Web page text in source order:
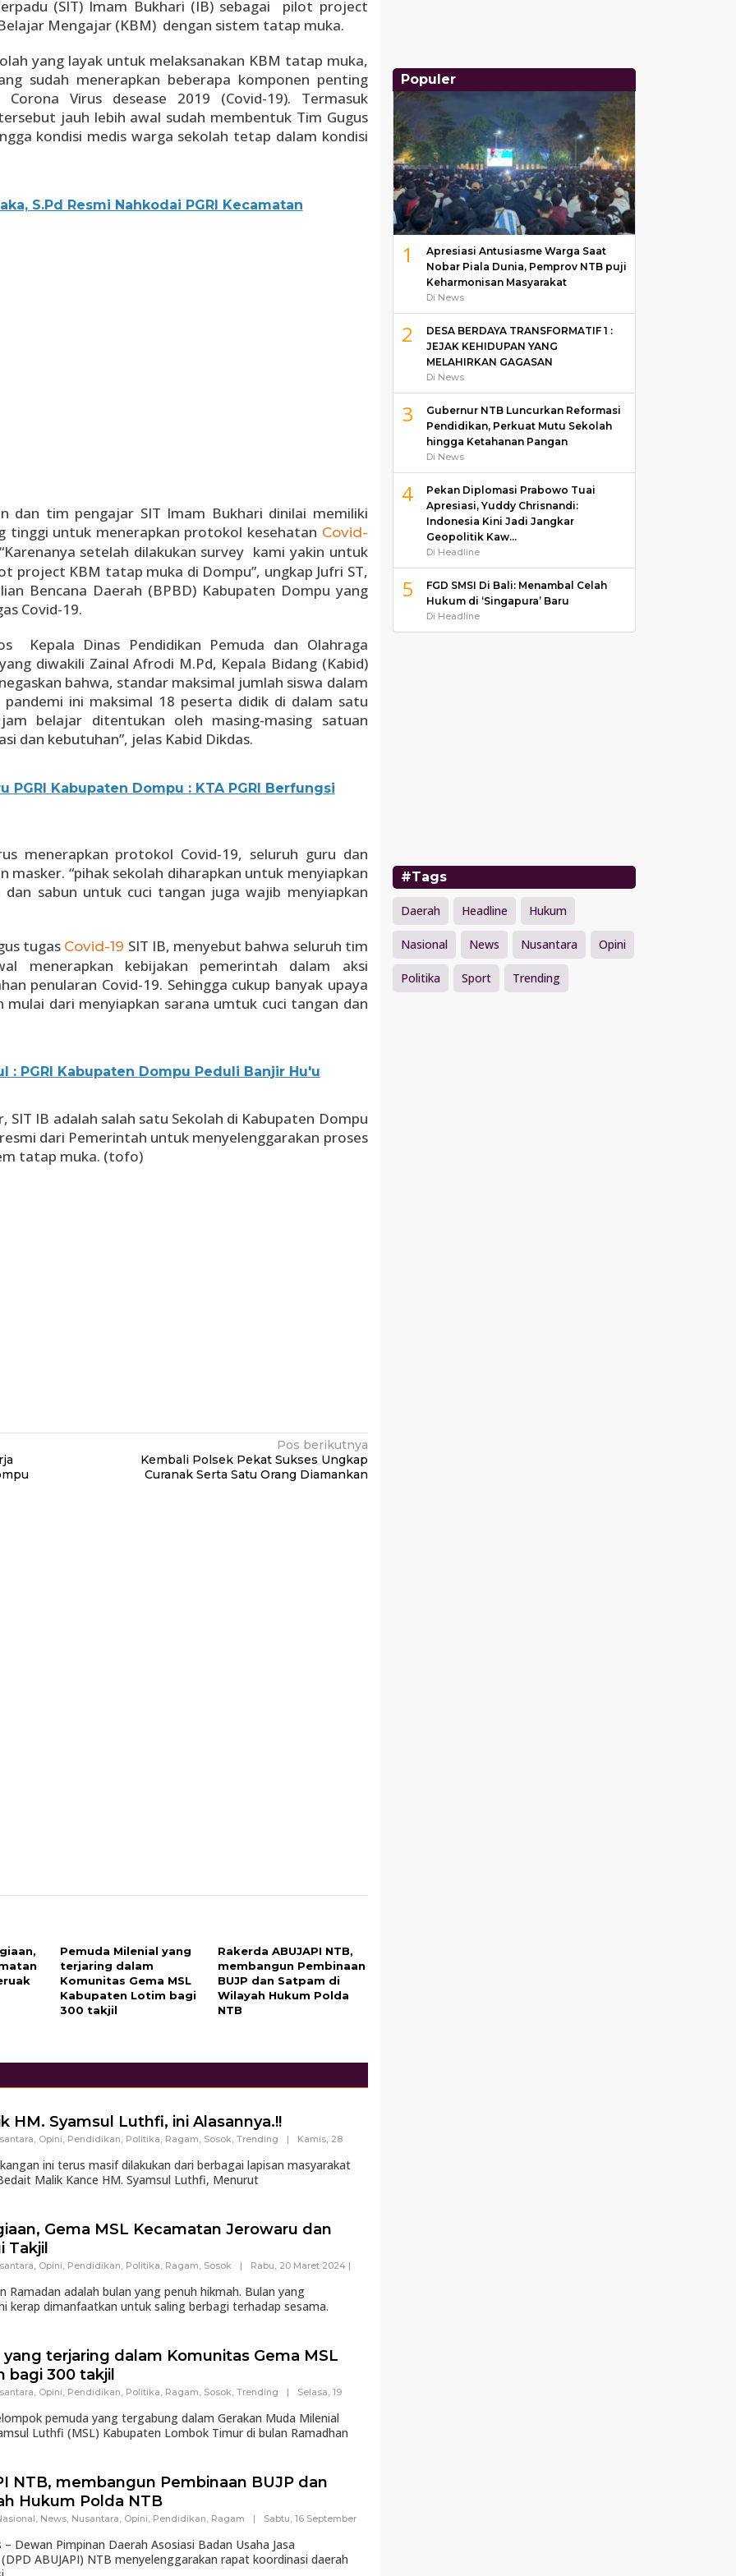
(SIT) Imam Bukhari (IB) sebagai pilot project
Mengajar (KBM) dengan sistem tatap muka.
yang layak untuk melaksanakan KBM tatap muka,
sudah menerapkan beberapa komponen penting
Virus desease 2019 (Covid-19). Termasuk
jauh lebih awal sudah membentuk Tim Gugus
kondisi medis warga sekolah tetap dalam kondisi
S.Pd Resmi Nahkodai PGRI Kecamatan
dan tim pengajar SIT Imam Bukhari dinilai memiliki
tinggi untuk menerapkan protokol kesehatan Covid-
setelah dilakukan survey kami yakin untuk
project KBM tatap muka di Dompu”, ungkap Jufri ST,
Bencana Daerah (BPBD) Kabupaten Dompu yang
Covid-19.
Kepala Dinas Pendidikan Pemuda dan Olahraga
diwakili Zainal Afrodi M.Pd, Kepala Bidang (Kabid)
bahwa, standar maksimal jumlah siswa dalam
ini maksimal 18 peserta didik di dalam satu
belajar ditentukan oleh masing-masing satuan
dan kebutuhan”, jelas Kabid Dikdas.
PGRI Kabupaten Dompu : KTA PGRI Berfungsi
menerapkan protokol Covid-19, seluruh guru dan
masker. “pihak sekolah diharapkan untuk menyiapkan
dan sabun untuk cuci tangan juga wajib menyiapkan
tugas Covid-19 SIT IB, menyebut bahwa seluruh tim
menerapkan kebijakan pemerintah dalam aksi
penularan Covid-19. Sehingga cukup banyak upaya
mulai dari menyiapkan sarana umtuk cuci tangan dan
: PGRI Kabupaten Dompu Peduli Banjir Hu'u
SIT IB adalah salah satu Sekolah di Kabupaten Dompu
dari Pemerintah untuk menyelenggarakan proses
tatap muka. (tofo)
Pos berikutnya
Kembali Polsek Pekat Sukses Ungkap
Curanak Serta Satu Orang Diamankan
Pemuda Milenial yang
terjaring dalam
Komunitas Gema MSL
Kabupaten Lotim bagi
300 takjil
Rakerda ABUJAPI NTB,
membangun Pembinaan
BUJP dan Satpam di
Wilayah Hukum Polda
NTB
HM. Syamsul Luthfi, ini Alasannya.!!
, Opini, Pendidikan, Politika, Ragam, Sosok, Trending |
Kamis, 28
ini terus masif dilakukan dari berbagai lapisan masyarakat
Malik Kance HM. Syamsul Luthfi, Menurut
Gema MSL Kecamatan Jerowaru dan
Takjil
, Opini, Pendidikan, Politika, Ragam, Sosok |
Rabu, 20 Maret 2024 |
Ramadan adalah bulan yang penuh hikmah. Bulan yang
kerap dimanfaatkan untuk saling berbagi terhadap sesama.
terjaring dalam Komunitas Gema MSL
bagi 300 takjil
, Opini, Pendidikan, Politika, Ragam, Sosok, Trending |
Selasa, 19
pemuda yang tergabung dalam Gerakan Muda Milenial
Luthfi (MSL) Kabupaten Lombok Timur di bulan Ramadhan
NTB, membangun Pembinaan BUJP dan
Hukum Polda NTB
, News, Nusantara, Opini, Pendidikan, Ragam |
Sabtu, 16 September
Dewan Pimpinan Daerah Asosiasi Badan Usaha Jasa
ABUJAPI) NTB menyelenggarakan rapat koordinasi daerah
Populer
1
Apresiasi Antusiasme Warga Saat
Nobar Piala Dunia, Pemprov NTB puji
Keharmonisan Masyarakat
Di News
2
DESA BERDAYA TRANSFORMATIF 1 :
JEJAK KEHIDUPAN YANG
MELAHIRKAN GAGASAN
Di News
3
Gubernur NTB Luncurkan Reformasi
Pendidikan, Perkuat Mutu Sekolah
hingga Ketahanan Pangan
Di News
4
Pekan Diplomasi Prabowo Tuai
Apresiasi, Yuddy Chrisnandi:
Indonesia Kini Jadi Jangkar
Geopolitik Kaw…
Di Headline
5
FGD SMSI Di Bali: Menambal Celah
Hukum di ‘Singapura’ Baru
Di Headline
#Tags
Daerah Headline Hukum
Nasional News Nusantara Opini
Politika Sport Trending